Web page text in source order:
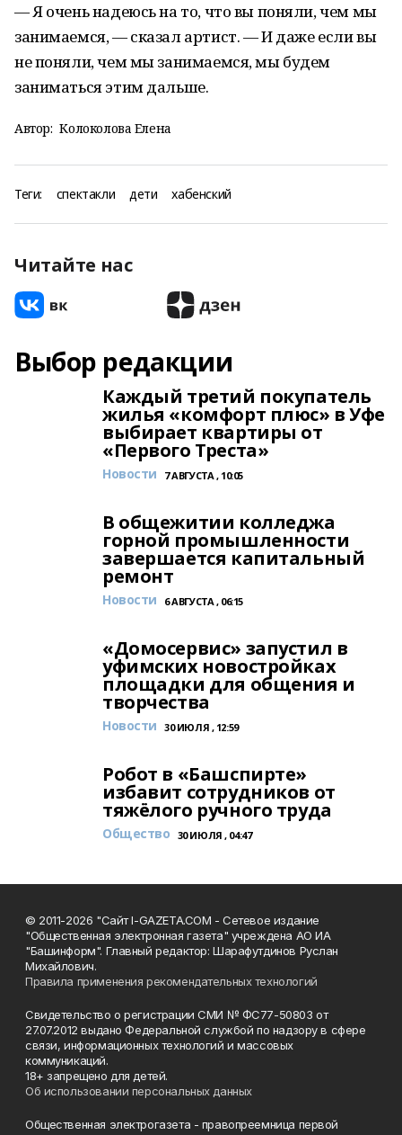
— Я очень надеюсь на то, что вы поняли, чем мы
занимаемся, — сказал артист. — И даже если вы
не поняли, чем мы занимаемся, мы будем
заниматься этим дальше.
Автор: Колоколова Елена
Теги: спектакли дети хабенский
Читайте нас
Выбор редакции
Каждый третий покупатель
жилья «комфорт плюс» в Уфе
выбирает квартиры от
«Первого Треста»
Новости 7 АВГУСТА , 10:05
В общежитии колледжа
горной промышленности
завершается капитальный
ремонт
Новости 6 АВГУСТА , 06:15
«Домосервис» запустил в
уфимских новостройках
площадки для общения и
творчества
Новости 30 ИЮЛЯ , 12:59
Робот в «Башспирте»
избавит сотрудников от
тяжёлого ручного труда
Общество 30 ИЮЛЯ , 04:47
© 2011-2026 "Сайт I-GAZETA.COM - Сетевое издание
"Общественная электронная газета" учреждена АО ИА
"Башинформ". Главный редактор: Шарафутдинов Руслан
Михайлович.
Правила применения рекомендательных технологий
Свидетельство о регистрации СМИ № ФС77-50803 от
27.07.2012 выдано Федеральной службой по надзору в сфере
связи, информационных технологий и массовых
коммуникаций.
18+ запрещено для детей.
Об использовании персональных данных
Общественная электрогазета - правопреемница первой